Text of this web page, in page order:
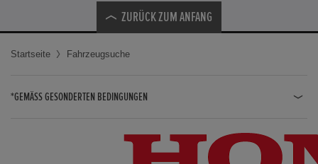
ZURÜCK ZUM ANFANG
Startseite Fahrzeugsuche
*GEMÄSS GESONDERTEN BEDINGUNGEN